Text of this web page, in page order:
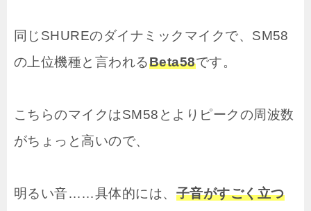
同じSHUREのダイナミックマイクで、SM58
の上位機種と言われるBeta58です。
こちらのマイクはSM58とよりピークの周波数
がちょっと高いので、
明るい音……具体的には、 子音がすごく立つ